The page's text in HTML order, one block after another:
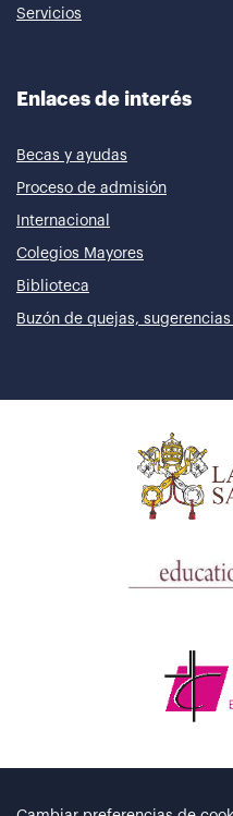
Servicios
Enlaces de interés
Becas y ayudas
Proceso de admisión
Internacional
Colegios Mayores
Biblioteca
Buzón de quejas,